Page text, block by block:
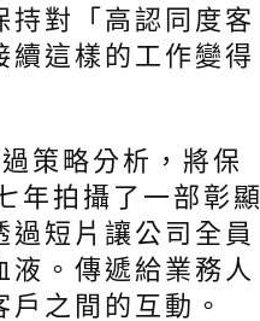
持對「高認同度客
續這樣的工作變得
策略分析，將保
年拍攝了一部彰顯
短片讓公司全員
。傳遞給業務人
之間的互動。